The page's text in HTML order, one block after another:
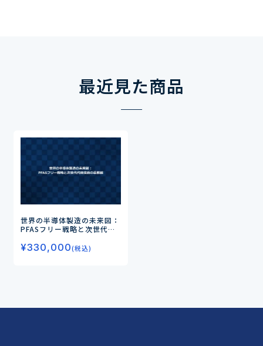
最近見た商品
世界の半導体製造の未来図：
PFASフリー戦略と次世代代
¥330,000(税込)